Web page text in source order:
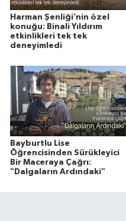
Harman Şenliği’nin özel
konuğu: Binali Yıldırım
etkinlikleri tek tek
deneyimledi
Bayburtlu Lise
Öğrencisinden Sürükleyici
Bir Maceraya Çağrı:
"Dalgaların Ardındaki"